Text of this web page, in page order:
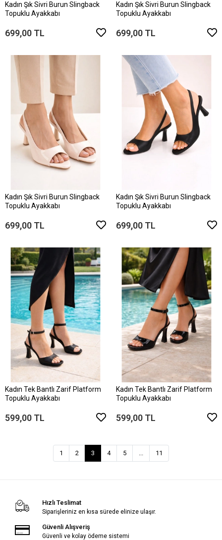
Kadın Şık Sivri Burun Slingback
Topuklu Ayakkabı
699,00 TL
Kadın Şık Sivri Burun Slingback
Topuklu Ayakkabı
699,00 TL
Kadın Şık Sivri Burun Slingback
Topuklu Ayakkabı
699,00 TL
Kadın Şık Sivri Burun Slingback
Topuklu Ayakkabı
699,00 TL
Kadın Tek Bantlı Zarif Platform
Topuklu Ayakkabı
599,00 TL
Kadın Tek Bantlı Zarif Platform
Topuklu Ayakkabı
599,00 TL
1 2 3 4 5 ... 11
Hızlı Teslimat
Siparişleriniz en kısa sürede elinize ulaşır.
Güvenli Alışveriş
Güvenli ve kolay ödeme sistemi